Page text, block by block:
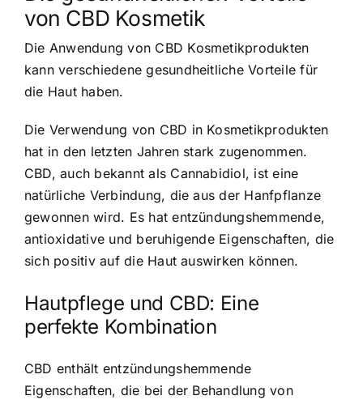
von CBD Kosmetik
Die Anwendung von CBD Kosmetikprodukten
kann verschiedene gesundheitliche Vorteile für
die Haut haben.
Die Verwendung von CBD in Kosmetikprodukten
hat in den letzten Jahren stark zugenommen.
CBD, auch bekannt als Cannabidiol, ist eine
natürliche Verbindung, die aus der Hanfpflanze
gewonnen wird. Es hat entzündungshemmende,
antioxidative und beruhigende Eigenschaften, die
sich positiv auf die Haut auswirken können.
Hautpflege und CBD: Eine
perfekte Kombination
CBD enthält entzündungshemmende
Eigenschaften, die bei der Behandlung von